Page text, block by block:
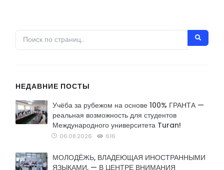
НЕДАВНИЕ ПОСТЫ
Учёба за рубежом на основе 100% ГРАНТА —
реальная возможность для студентов
Международного университета Turan!
06.08.2026 616
МОЛОДЁЖЬ, ВЛАДЕЮЩАЯ ИНОСТРАННЫМИ
ЯЗЫКАМИ, — В ЦЕНТРЕ ВНИМАНИЯ